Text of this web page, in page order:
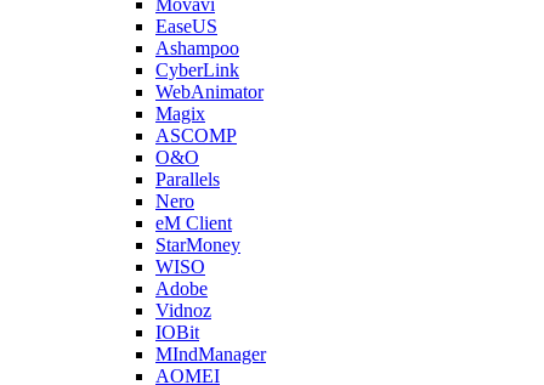
Movavi
EaseUS
Ashampoo
CyberLink
WebAnimator
Magix
ASCOMP
O&O
Parallels
Nero
eM Client
StarMoney
WISO
Adobe
Vidnoz
IOBit
MIndManager
AOMEI